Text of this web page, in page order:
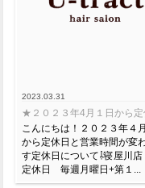
2023.03.31
こんにちは！２０２３年４
から定休日と営業時間が変
す定休日について⇩寝屋川
定休日 毎週月曜日+第１...